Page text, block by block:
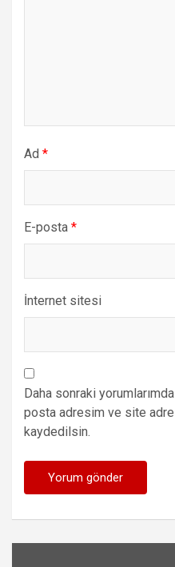
Ad *
E-posta *
İnternet sitesi
Daha sonraki
posta adresim ve site
kaydedilsin.